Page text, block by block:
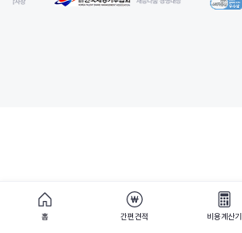
홈 간편견적 비용계산기